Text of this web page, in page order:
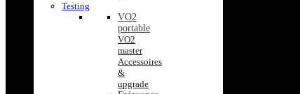
Testing
VO2
portable
VO2
master
Accessoires
&
upgrade